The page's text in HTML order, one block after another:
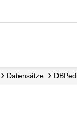
Datensätze